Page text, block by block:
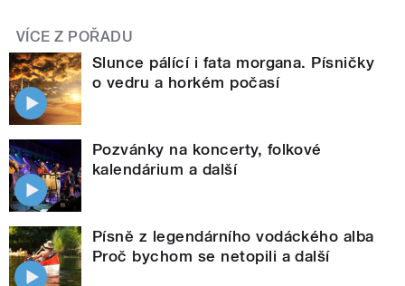
VÍCE Z POŘADU
Slunce pálící i fata morgana. Písničky
o vedru a horkém počasí
Pozvánky na koncerty, folkové
kalendárium a další
Písně z legendárního vodáckého alba
Proč bychom se netopili a další